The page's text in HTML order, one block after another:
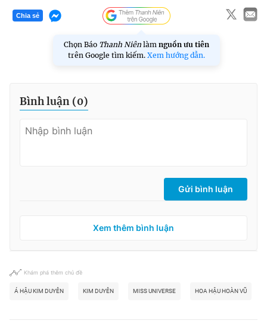
Chia sẻ
Chọn Báo Thanh Niên làm nguồn ưu tiên
trên Google tìm kiếm. Xem hướng dẫn.
Bình luận (0)
Gửi bình luận
Xem thêm bình luận
Khám phá thêm chủ đề
Á HẬU KIM DUYÊN KIM DUYÊN MISS UNIVERSE HOA HẬU HOÀN VŨ